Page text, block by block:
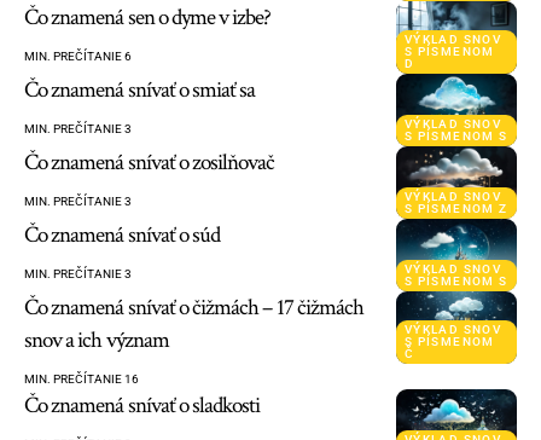
VÝKLAD SNOV
S PÍSMENOM
D
Čo znamená sen o dyme v izbe?
MIN. PREČÍTANIE 6
VÝKLAD SNOV
S PÍSMENOM S
Čo znamená snívať o smiať sa
MIN. PREČÍTANIE 3
VÝKLAD SNOV
S PÍSMENOM Z
Čo znamená snívať o zosilňovač
MIN. PREČÍTANIE 3
VÝKLAD SNOV
S PÍSMENOM S
Čo znamená snívať o súd
MIN. PREČÍTANIE 3
VÝKLAD SNOV
S PÍSMENOM
Č
Čo znamená snívať o čižmách – 17 čižmách
snov a ich význam
MIN. PREČÍTANIE 16
Čo znamená snívať o sladkosti